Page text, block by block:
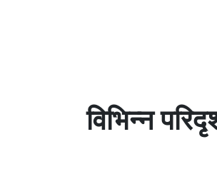
विभिन्न